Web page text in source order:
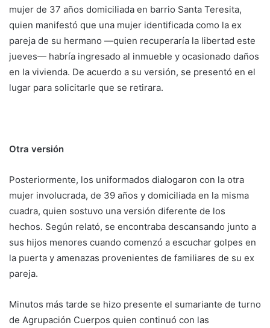
mujer de 37 años domiciliada en barrio Santa Teresita,
quien manifestó que una mujer identificada como la ex
pareja de su hermano —quien recuperaría la libertad este
jueves— habría ingresado al inmueble y ocasionado daños
en la vivienda. De acuerdo a su versión, se presentó en el
lugar para solicitarle que se retirara.
Otra versión
Posteriormente, los uniformados dialogaron con la otra
mujer involucrada, de 39 años y domiciliada en la misma
cuadra, quien sostuvo una versión diferente de los
hechos. Según relató, se encontraba descansando junto a
sus hijos menores cuando comenzó a escuchar golpes en
la puerta y amenazas provenientes de familiares de su ex
pareja.
Minutos más tarde se hizo presente el sumariante de turno
de Agrupación Cuerpos quien continuó con las